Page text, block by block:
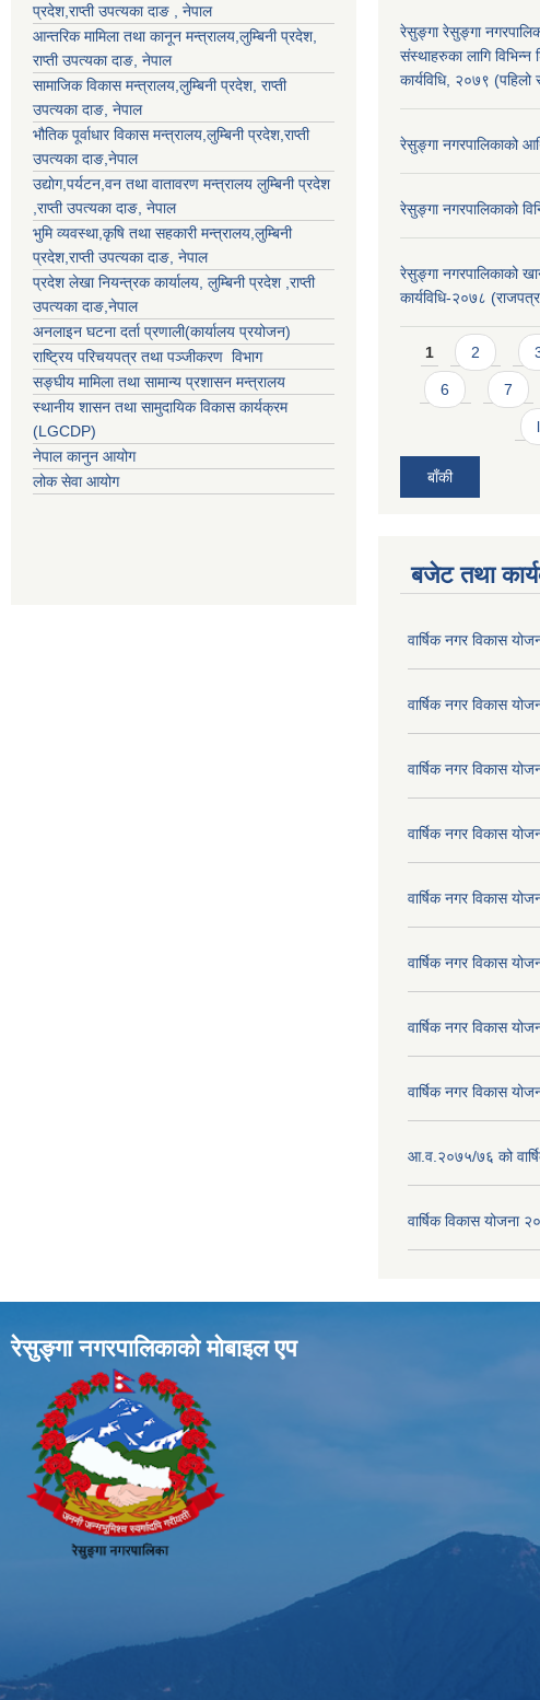
प्रदेश ,राप्ती उपत्यका दाङ , नेपाल
आन्तरिक मामिला तथा कानून मन्त्रालय, लुम्बिनी प्रदेश
राप्ती उपत्यका दाङ , नेपाल
सामाजिक विकास मन्त्रालय, लुम्बिनी प्रदेश राप्ती
उपत्यका दाङ , नेपाल
भौतिक पूर्वाधार विकास मन्त्रालय, लुम्बिनी प्रदेश राप्ती
उपत्यका दाङ ,नेपाल
उद्याेग,पर्यटन,वन तथा वातावरण मन्त्रालय लुम्बिनी प्रदेश
राप्ती उपत्यका दाङ , नेपाल
भुमि व्यवस्था,कृषि तथा सहकारी मन्त्रालय, लुम्बिनी
प्रदेश राप्ती उपत्यका दाङ , नेपाल
प्रदेश लेखा नियन्त्रक कार्यालय, लुम्बिनी प्रदेश राप्ती
उपत्यका दाङ ,नेपाल
अनलाइन घटना दर्ता प्रणाली(कार्यालय प्रयोजन)
राष्ट्रिय परिचयपत्र तथा पञ्जीकरण विभाग
सङ्घीय मामिला तथा सामान्य प्रशासन मन्त्रालय
स्थानीय शासन तथा सामुदायिक विकास कार्यक्रम
(LGCDP)
नेपाल कानुन आयोग
लोक सेवा आयोग
रेसुङ्गा रेसुङ्गा
संस्थाहरुका लागि
कार्यविधि, २०७९
रेसुङ्गा नगरपालिकाको
रेसुङ्गा नगरपालिकाको
रेसुङ्गा नगरपालिकाको
कार्यविधि-२०७८
Pages
1 2
6 7
बाँकी
बजेट तथा
वार्षिक नगर विकास
वार्षिक नगर विकास
वार्षिक नगर विकास
वार्षिक नगर विकास
वार्षिक नगर विकास
वार्षिक नगर विकास
वार्षिक नगर विकास
वार्षिक नगर विकास
आ.व.२०७५/७६ को
वार्षिक विकास योजना
रेसुङ्गा नगरपालिकाकाे माेबाइल एप